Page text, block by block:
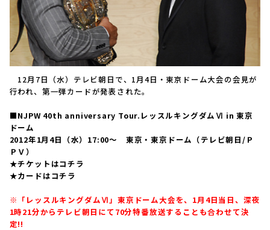
12月7日（水）テレビ朝日で、1月4日・東京ドーム大会の会見が
行われ、第一弾カードが発表された。
■NJPW 40th anniversary Tour.レッスルキングダムⅥ in 東京
ドーム
2012年1月4日（水）17:00〜 東京・東京ドーム（テレビ朝日/Ｐ
ＰＶ）
★チケットはコチラ
★カードはコチラ
※「レッスルキングダムⅥ」東京ドーム大会を、1月4日当日、深夜
1時21分からテレビ朝日にて70分特番放送することも合わせて決
定!!